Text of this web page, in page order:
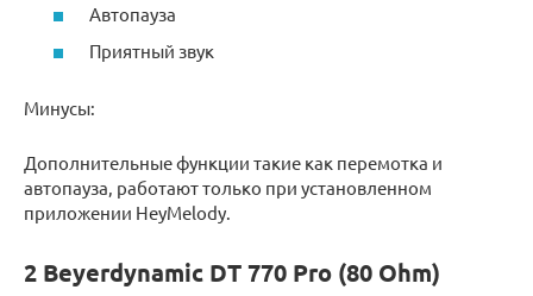
Автопауза
Приятный звук
Минусы:
Дополнительные функции такие как перемотка и
автопауза, работают только при установленном
приложении HeyMelody.
2 Beyerdynamic DT 770 Pro (80 Ohm)